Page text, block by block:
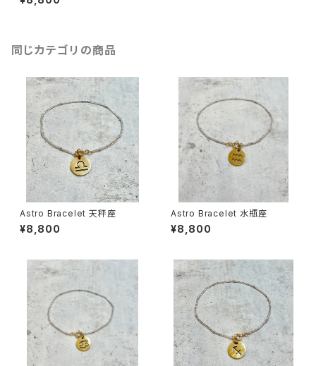
同じカテゴリの商品
Astro Bracelet 天秤座
¥8,800
Astro Bracelet 水瓶座
¥8,800